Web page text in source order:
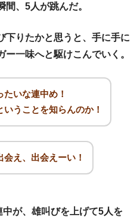
、5人が跳んだ。
下りたかと思うと、手に手に
一味へと駆けこんでいく。
たいな連中め！
いうことを知らんのか！
会え、出会えーい！
が、雄叫びを上げて5人を